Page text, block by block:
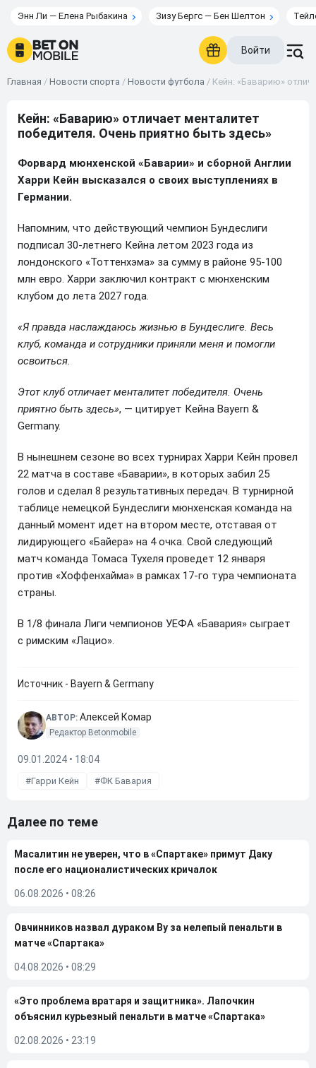
Энн Ли — Елена Рыбакина Зизу Бергс — Бен Шелтон
Войти
Главная / Новости спорта / Новости футбола / Кейн: «Баварию»
Кейн: «Баварию» отличает менталитет
победителя. Очень приятно быть здесь»
Форвард мюнхенской «Баварии» и сборной Англии
Харри Кейн высказался о своих выступлениях в
Германии.
Напомним, что действующий чемпион Бундеслиги
подписал 30-летнего Кейна летом 2023 года из
лондонского «Тоттенхэма» за сумму в районе 95-100
млн евро. Харри заключил контракт с мюнхенским
клубом до лета 2027 года.
«Я правда наслаждаюсь жизнью в Бундеслиге. Весь
клуб, команда и сотрудники приняли меня и помогли
освоиться.
Этот клуб отличает менталитет победителя. Очень
приятно быть здесь», — цитирует Кейна Bayern &
Germany.
В нынешнем сезоне во всех турнирах Харри Кейн провел
22 матча в составе «Баварии», в которых забил 25
голов и сделал 8 результативных передач. В турнирной
таблице немецкой Бундеслиги мюнхенская команда на
данный момент идет на втором месте, отставая от
лидирующего «Байера» на 4 очка. Свой следующий
матч команда Томаса Тухеля проведет 12 января
против «Хоффенхайма» в рамках 17-го тура чемпионата
страны.
В 1/8 финала Лиги чемпионов УЕФА «Бавария» сыграет
с римским «Лацио».
Источник - Bayern & Germany
АВТОР: Алексей Комар
Редактор Betonmobile
09.01.2024 • 18:04
Гарри Кейн ФК Бавария
Далее по теме
Масалитин не уверен, что в «Спартаке» примут Даку
после его националистических кричалок
06.08.2026 • 08:26
Овчинников назвал дураком Ву за нелепый пенальти в
матче «Спартака»
04.08.2026 • 08:29
«Это проблема вратаря и защитника». Лапочкин
объяснил курьезный пенальти в матче «Спартака»
02.08.2026 • 23:19